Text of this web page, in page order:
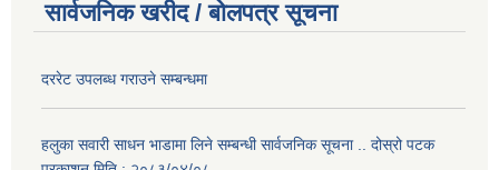
सार्वजनिक खरीद / बोलपत्र सूचना
दररेट उपलब्ध गराउने सम्बन्धमा
हलुका सवारी साधन भाडामा लिने सम्बन्धी सार्वजनिक सूचना .. दोस्रो पटक